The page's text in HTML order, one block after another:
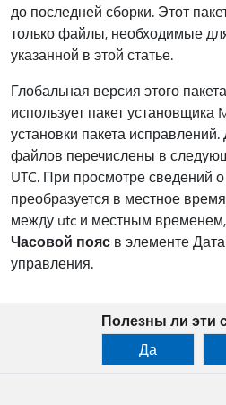
до последней сборки. Этот
только файлы, необходимые
указанной в этой статье.
Глобальная версия этого
использует пакет установщика
установки пакета
файлов перечислены в
UTC. При просмотре сведений
преобразуется в местное
между utc и местным временем,
Часовой пояс в элементе
управления.
Полезны ли эти
Да